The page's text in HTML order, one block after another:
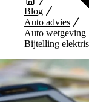
Blog
Auto advies
Auto wetgeving
Bijtelling